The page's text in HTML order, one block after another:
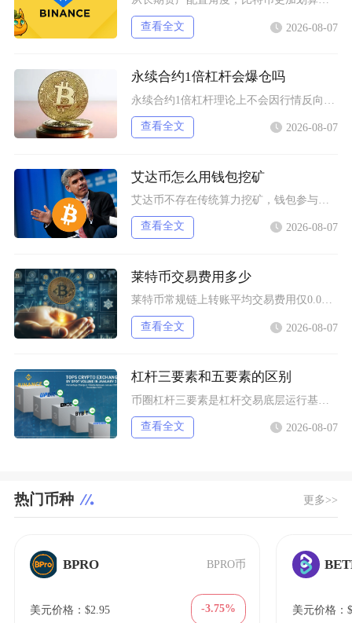
查看全文 2026-08-07
永续合约1倍杠杆会爆仓吗
查看全文 2026-08-07
艾达币怎么用钱包挖矿
查看全文 2026-08-07
莱特币交易费用多少
莱特币常规链上转账平均交易费用仅0.0001至0.0003LTC，折合法币不足0.03美元
查看全文 2026-08-07
杠杆三要素和五要素的区别
查看全文 2026-08-07
热门币种 更多>>
BPRO BPRO币
美元价格：$2.95 -3.75% 美元价格：